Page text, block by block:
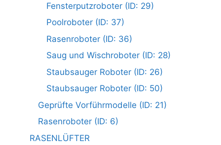
Fensterputzroboter (ID: 29)
Poolroboter (ID: 37)
Rasenroboter (ID: 36)
Saug und Wischroboter (ID: 28)
Staubsauger Roboter (ID: 26)
Staubsauger Roboter (ID: 50)
Geprüfte Vorführmodelle (ID: 21)
Rasenroboter (ID: 6)
RASENLÜFTER